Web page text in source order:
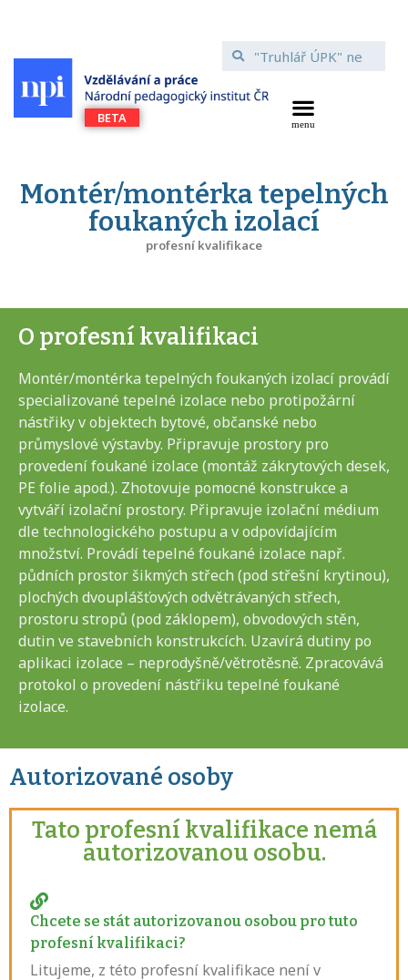
Montér/montérka tepelných
foukaných izolací
profesní kvalifikace
O profesní kvalifikaci
Montér/montérka tepelných foukaných izolací provádí
specializované tepelné izolace nebo protipožární
nástřiky v objektech bytové, občanské nebo
průmyslové výstavby. Připravuje prostory pro
provedení foukané izolace (montáž zákrytových desek,
PE folie apod.). Zhotovuje pomocné konstrukce a
vytváří izolační prostory. Připravuje izolační médium
dle technologického postupu a v odpovídajícím
množství. Provádí tepelné foukané izolace např.
půdních prostor šikmých střech (pod střešní krytinou),
plochých dvouplášťových odvětrávaných střech,
prostoru stropů (pod záklopem), obvodových stěn,
dutin ve stavebních konstrukcích. Uzavírá dutiny po
aplikaci izolace – neprodyšně/větrotěsně. Zpracovává
protokol o provedení nástřiku tepelné foukané
izolace.
Autorizované osoby
Tato profesní kvalifikace nemá
autorizovanou osobu.
Chcete se stát autorizovanou osobou pro tuto
profesní kvalifikaci?
Litujeme, z této profesní kvalifikace není v